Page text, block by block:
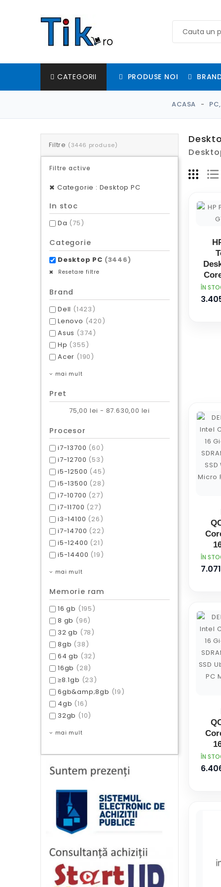
CATEGORII PRODUSE NOI
ACASA
Filtre (3446 produse)
Filtre active
Categorie : Desktop PC
In stoc
Da (75)
Categorie
Desktop PC (3446)
Resetare filtre
Brand
Dell (1423)
Lenovo (420)
Asus (374)
Hp (355)
Acer (190)
mai mult
Pret
75,00 lei - 87.630,00 lei
Procesor
i7-13700 (60)
i7-12700 (53)
i5-12500 (45)
i5-13500 (28)
i7-10700 (27)
i7-11700 (27)
i3-14100 (26)
i7-14700 (22)
i5-12400 (21)
i5-14400 (19)
mai mult
Memorie ram
16 gb (195)
8 gb (96)
32 gb (78)
8gb (38)
64 gb (32)
16gb (28)
≥8.1gb (23)
6gb&amp;8gb (19)
4gb (16)
32gb (10)
mai mult
8
PRET
ÎN
PRET
ÎN
PRET
ÎN